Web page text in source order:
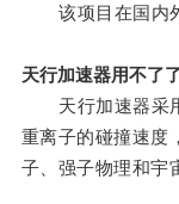
该项目在国内外
天行加速器用不了
天行加速器采用
重离子的碰撞速度
子、强子物理和宇